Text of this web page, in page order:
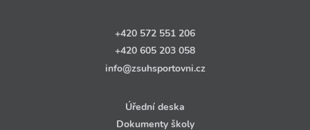
+420 572 551 206
+420 605 203 058
info@zsuhsportovni.cz
Úřední deska
Dokumenty školy